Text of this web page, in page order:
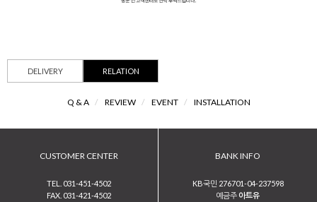
DELIVERY RELATION
Q & A / REVIEW / EVENT / INSTALLATION
CUSTOMER CENTER
TEL. 031-451-4502
FAX. 031-421-4502
BANK INFO
KB국민 276701-04-237598
예금주 아트유